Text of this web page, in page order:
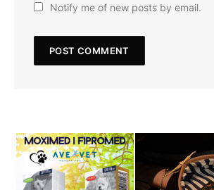
Notify me of new posts by email.